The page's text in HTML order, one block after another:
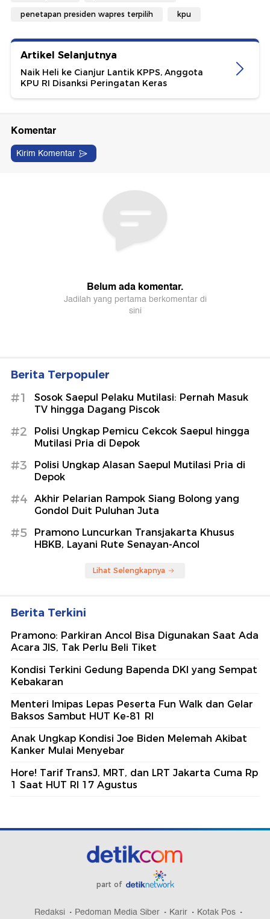
penetapan presiden wapres terpilih kpu
Artikel Selanjutnya
Naik Heli ke Cianjur Lantik KPPS, Anggota
KPU RI Disanksi Peringatan Keras
Berita Terpopuler
#1
Sosok Saepul Pelaku Mutilasi: Pernah Masuk
TV hingga Dagang Piscok
#2
Polisi Ungkap Pemicu Cekcok Saepul hingga
Mutilasi Pria di Depok
#3
Polisi Ungkap Alasan Saepul Mutilasi Pria di
Depok
#4
Akhir Pelarian Rampok Siang Bolong yang
Gondol Duit Puluhan Juta
#5
Pramono Luncurkan Transjakarta Khusus
HBKB, Layani Rute Senayan-Ancol
Lihat Selengkapnya
Berita Terkini
Pramono: Parkiran Ancol Bisa Digunakan Saat Ada
Acara JIS, Tak Perlu Beli Tiket
Kondisi Terkini Gedung Bapenda DKI yang Sempat
Kebakaran
Menteri Imipas Lepas Peserta Fun Walk dan Gelar
Baksos Sambut HUT Ke-81 RI
Anak Ungkap Kondisi Joe Biden Melemah Akibat
Kanker Mulai Menyebar
Hore! Tarif TransJ, MRT, dan LRT Jakarta Cuma Rp
1 Saat HUT RI 17 Agustus
part of
Redaksi Pedoman Media Siber Karir Kotak Pos